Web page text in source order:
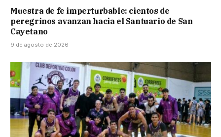
Muestra de fe imperturbable: cientos de
peregrinos avanzan hacia el Santuario de San
Cayetano
9 de agosto de 2026